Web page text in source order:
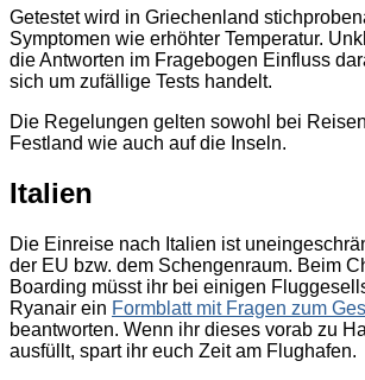
Getestet wird in Griechenland
Symptomen wie erhöhter Temperatur.
die Antworten im Fragebogen Einfluss
sich um zufällige Tests handelt.
Die Regelungen gelten sowohl bei
Festland wie auch auf die Inseln.
Italien
Die Einreise nach Italien ist
der EU bzw. dem Schengenraum. Beim
Boarding müsst ihr bei einigen
Ryanair ein Formblatt mit Fragen zum
beantworten. Wenn ihr dieses vorab zu
ausfüllt, spart ihr euch Zeit am Flughafen.